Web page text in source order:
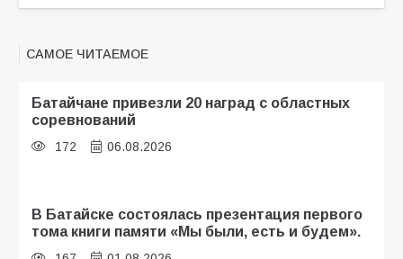
САМОЕ ЧИТАЕМОЕ
Батайчане привезли 20 наград с областных
соревнований
172 06.08.2026
В Батайске состоялась презентация первого
тома книги памяти «Мы были, есть и будем».